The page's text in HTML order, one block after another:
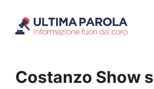
Costanzo Show